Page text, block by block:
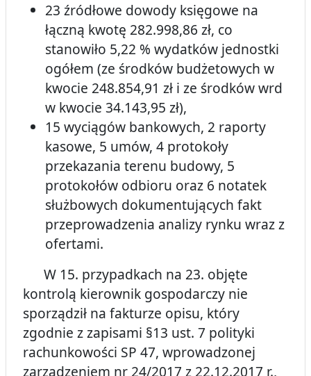
23 źródłowe dowody księgowe na
łączną kwotę 282.998,86 zł, co
stanowiło 5,22 % wydatków jednostki
ogółem (ze środków budżetowych w
kwocie 248.854,91 zł i ze środków wrd
w kwocie 34.143,95 zł),
15 wyciągów bankowych, 2 raporty
kasowe, 5 umów, 4 protokoły
przekazania terenu budowy, 5
protokołów odbioru oraz 6 notatek
służbowych dokumentujących fakt
przeprowadzenia analizy rynku wraz z
ofertami.
W 15. przypadkach na 23. objęte
kontrolą kierownik gospodarczy nie
sporządził na fakturze opisu, który
zgodnie z zapisami §13 ust. 7 polityki
rachunkowości SP 47, wprowadzonej
zarządzeniem nr 24/2017 z 22.12.2017 r.,